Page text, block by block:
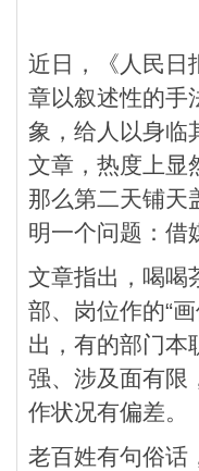
近日，《人民日
章以叙述性的手
象，给人以身临
文章，热度上显
那么第二天铺天
明一个问题：借
文章指出，喝喝
部、岗位作的“
出，有的部门本
强、涉及面有限
作状况有偏差。
老百姓有句俗话